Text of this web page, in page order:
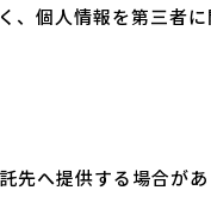
個人情報を第三者に
へ提供する場合が